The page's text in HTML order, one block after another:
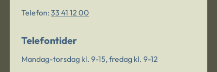
Telefon: 33 41 12 00
Telefontider
Mandag-torsdag kl. 9-15, fredag kl. 9-12